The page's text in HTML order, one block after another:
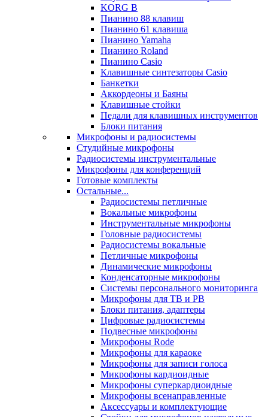
KORG B
Пианино 88 клавиш
Пианино 61 клавиша
Пианино Yamaha
Пианино Roland
Пианино Casio
Клавишные синтезаторы Casio
Банкетки
Аккордеоны и Баяны
Клавишные стойки
Педали для клавишных инструментов
Блоки питания
Микрофоны и радиосистемы
Студийные микрофоны
Радиосистемы инструментальные
Микрофоны для конференций
Готовые комплекты
Остальные...
Радиосистемы петличные
Вокальные микрофоны
Инструментальные микрофоны
Головные радиосистемы
Радиосистемы вокальные
Петличные микрофоны
Динамические микрофоны
Конденсаторные микрофоны
Системы персонального мониторинга
Микрофоны для ТВ и РВ
Блоки питания, адаптеры
Цифровые радиосистемы
Подвесные микрофоны
Микрофоны Rode
Микрофоны для караоке
Микрофоны для записи голоса
Микрофоны кардиоидные
Микрофоны суперкардиоидные
Микрофоны всенаправленные
Аксессуары и комплектующие